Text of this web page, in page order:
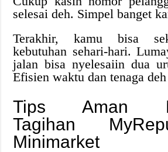
selesai deh. Simpel banget
Terakhir, kamu bisa
kebutuhan sehari-hari.
jalan bisa nyelesaiin dua
Efisien waktu dan tenaga
Tips Aman
Tagihan
Minimarket